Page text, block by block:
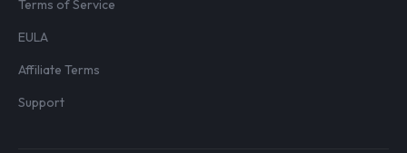
Terms of Service
EULA
Affiliate Terms
Support